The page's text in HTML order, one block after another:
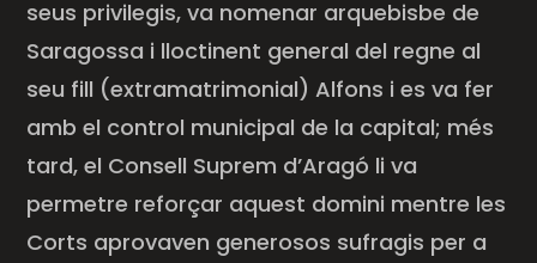
seus privilegis, va nomenar arquebisbe de
Saragossa i lloctinent general del regne al
seu fill (extramatrimonial) Alfons i es va fer
amb el control municipal de la capital; més
tard, el Consell Suprem d’Aragó li va
permetre reforçar aquest domini mentre les
Corts aprovaven generosos sufragis per a